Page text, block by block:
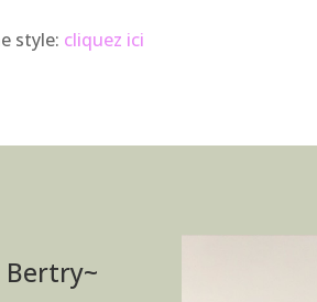
style: cliquez ici
Bertry~